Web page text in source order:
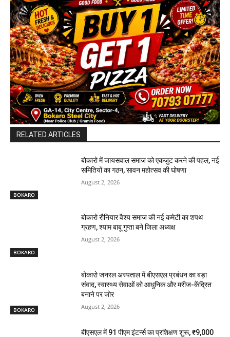
RELATED ARTICLES
BOKARO
बोकारो में जायसवाल समाज को एकजुट करने की पहल, नई
समितियों का गठन, सावन महोत्सव की घोषणा
August 2, 2026
BOKARO
बोकारो रौनियार वैश्य समाज की नई कमेटी का शपथ
ग्रहण, श्याम बाबू गुप्ता बने जिला अध्यक्ष
August 2, 2026
BOKARO
बोकारो जनरल अस्पताल में बीएसएल प्रबंधन का बड़ा
संवाद, स्वास्थ्य सेवाओं को आधुनिक और मरीज-केंद्रित
बनाने पर जोर
August 2, 2026
बीएसएल में 91 पीएम इंटर्न्स का प्रशिक्षण शुरू, ₹9,000